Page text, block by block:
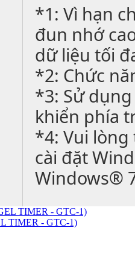
*1: Vì hạn
đun nhớ
dữ liệu tối
*2: Chức
*3: Sử
khiển phía
*4: Vui lòng
cài đặt
Windows®
TIMER - GTC-1)